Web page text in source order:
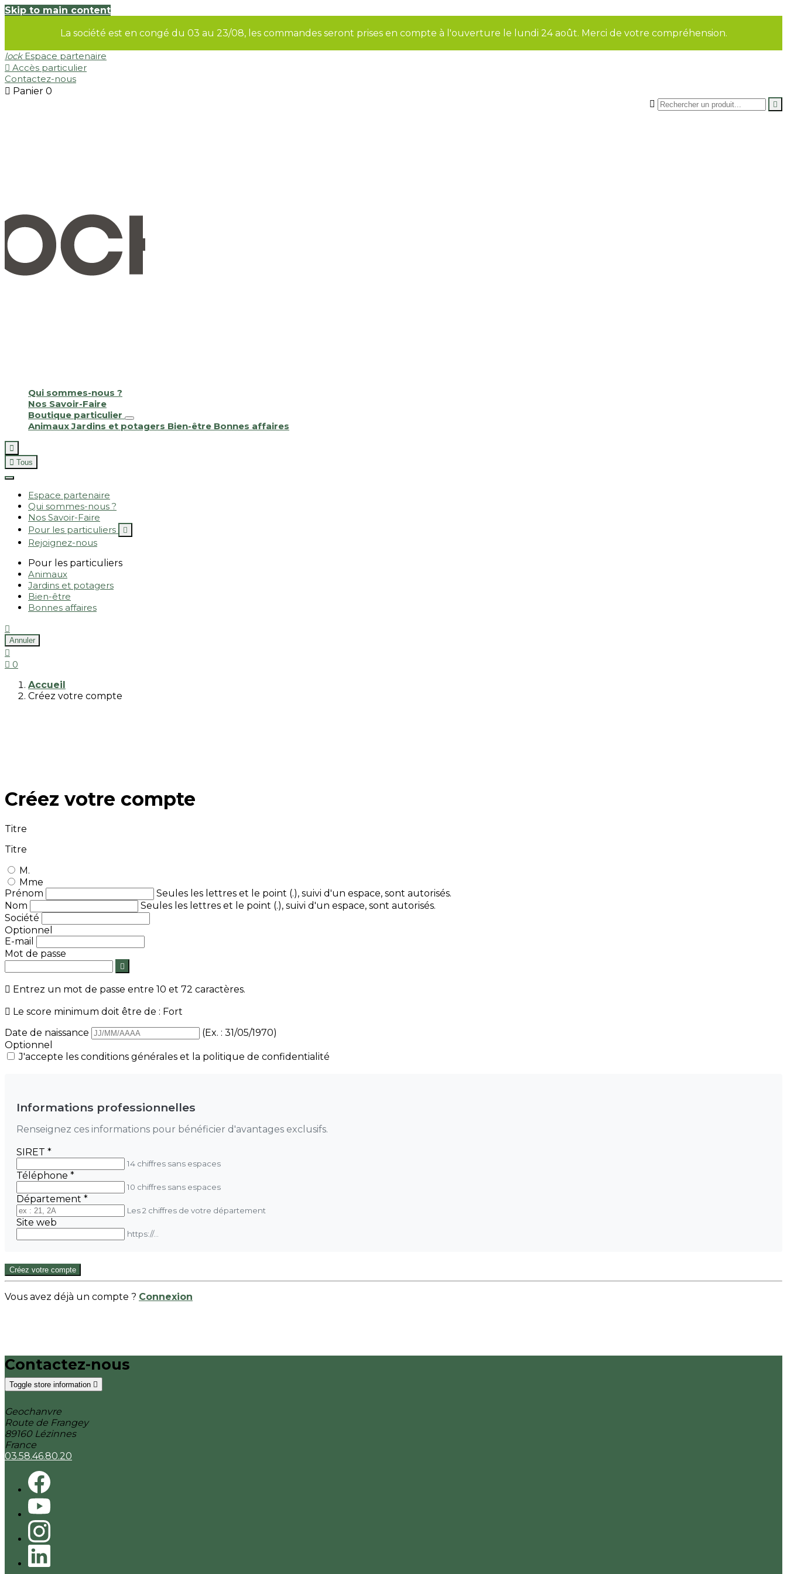
Skip to main content
La société est en congé du 03 au 23/08, les commandes seront prises en compte à l'ouverture le lundi 24 août. Merci de votre compréhension.
lockEspace partenaire
 Accès particulier
Contactez-nous
 Panier 0
Qui sommes-nous ?
Nos Savoir-Faire
Boutique particulier
AnimauxJardins et potagers Bien-être Bonnes affaires

 Tous
Espace partenaire
Qui sommes-nous ?
Nos Savoir-Faire
Pour les particuliers

Rejoignez-nous
Pour les particuliers
Animaux
Jardins et potagers
Bien-être
Bonnes affaires
 

Annuler

 0
Accueil
Créez votre compte
Créez votre compte
Titre
Titre
M.
Mme
Prénom
Seules les lettres et le point (.), suivi d'un espace, sont autorisés.
Nom
Seules les lettres et le point (.), suivi d'un espace, sont autorisés.
Société
Optionnel
E-mail
Mot de passe

 Entrez un mot de passe entre 10 et 72 caractères.
 Le score minimum doit être de : Fort
Date de naissance
(Ex. : 31/05/1970)
Optionnel
J'accepte les conditions générales et la politique de confidentialité
Informations professionnelles
Renseignez ces informations pour bénéficier d'avantages exclusifs.
SIRET *
14 chiffres sans espaces
Téléphone *
10 chiffres sans espaces
Département *
Les 2 chiffres de votre département
Site web
https://...
Créez votre compte
Vous avez déjà un compte ? Connexion
Contactez-nous
Toggle store information 
Geochanvre
Route de Frangey
89160 Lézinnes
France
03.58.46.80.20